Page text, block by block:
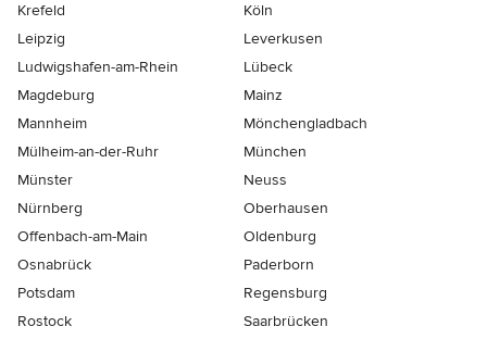
Krefeld
Köln
Leipzig
Leverkusen
Ludwigshafen-am-Rhein
Lübeck
Magdeburg
Mainz
Mannheim
Mönchen­gladbach
Mülheim-an-der-Ruhr
München
Münster
Neuss
Nürnberg
Oberhausen
Offenbach-am-Main
Oldenburg
Osnabrück
Paderborn
Potsdam
Regensburg
Rostock
Saarbrücken